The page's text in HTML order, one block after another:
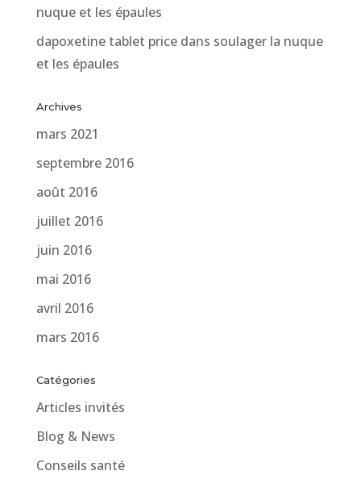
nuque et les épaules
dapoxetine tablet pricedans soulager la nuque
et les épaules
Archives
mars 2021
septembre 2016
août 2016
juillet 2016
juin 2016
mai 2016
avril 2016
mars 2016
Catégories
Articles invités
Blog & News
Conseils santé